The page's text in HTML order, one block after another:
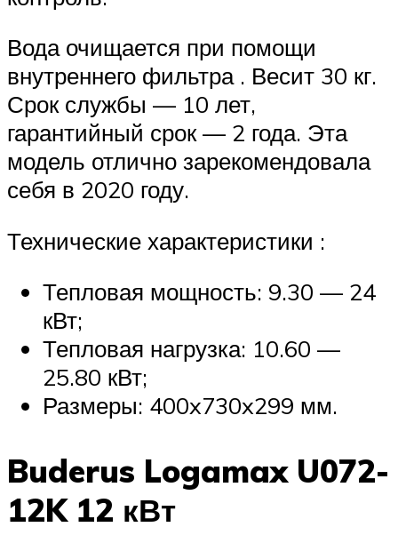
Вода очищается при помощи
внутреннего фильтра . Весит 30 кг.
Срок службы — 10 лет,
гарантийный срок — 2 года. Эта
модель отлично зарекомендовала
себя в 2020 году.
Технические характеристики :
Тепловая мощность: 9.30 — 24
кВт;
Тепловая нагрузка: 10.60 —
25.80 кВт;
Размеры: 400x730x299 мм.
Buderus Logamax U072-
12K 12 кВт